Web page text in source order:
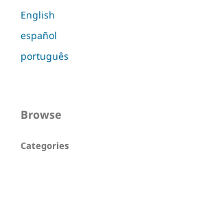
English
español
português
Browse
Categories